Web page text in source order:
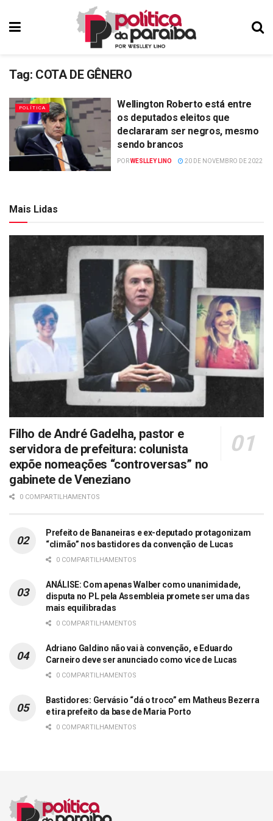
Tag: COTA DE GÊNERO
POLÍTICA
Wellington Roberto está entre
os deputados eleitos que
declararam ser negros, mesmo
sendo brancos
PORWESLLEY LINO 20 DE NOVEMBRO DE 2022
Mais Lidas
Filho de André Gadelha, pastor e
servidora de prefeitura: colunista
expõe nomeações “controversas” no
gabinete de Veneziano
0 COMPARTILHAMENTOS
Prefeito de Bananeiras e ex-deputado protagonizam
“climão” nos bastidores da convenção de Lucas
0 COMPARTILHAMENTOS
ANÁLISE: Com apenas Walber como unanimidade,
disputa no PL pela Assembleia promete ser uma das
mais equilibradas
0 COMPARTILHAMENTOS
Adriano Galdino não vai à convenção, e Eduardo
Carneiro deve ser anunciado como vice de Lucas
0 COMPARTILHAMENTOS
Bastidores: Gervásio “dá o troco” em Matheus Bezerra
e tira prefeito da base de Maria Porto
0 COMPARTILHAMENTOS